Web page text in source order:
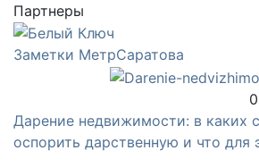
Партнеры
Заметки МетрСаратова
Дарение недвижимости: в каких
оспорить дарственную и что для